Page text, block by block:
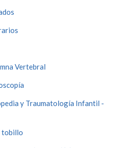
Vertebral
y Traumatología Infantil -
tobillo